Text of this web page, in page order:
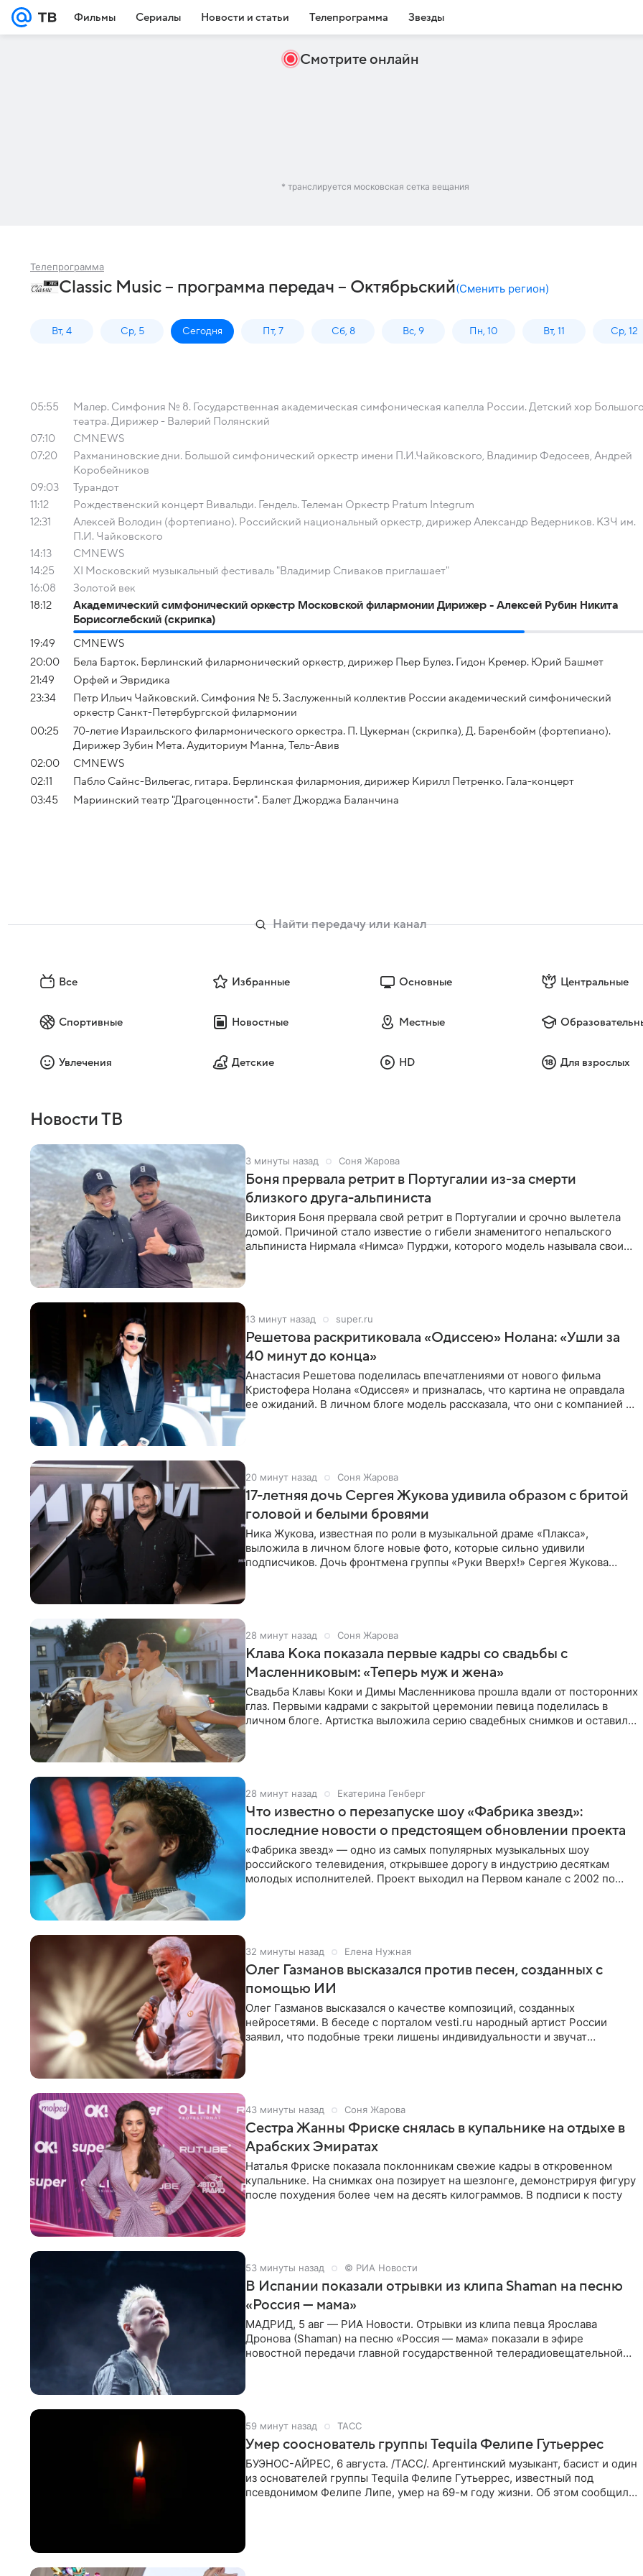
Фильмы Сериалы Новости и статьи Телепрограмма Звезды
Смотрите онлайн
* транслируется московская сетка вещания
Телепрограмма
Classic Music – программа передач – Октябрьский(Сменить регион)
Вт, 4 Ср, 5 Сегодня Пт, 7 Сб, 8 Вс, 9 Пн, 10 Вт, 11 Ср, 12
05:55
Малер. Симфония № 8. Государственная академическая симфоническая капелла России. Детский хор Большого
театра. Дирижер - Валерий Полянский
07:10
СМNEWS
07:20
Рахманиновские дни. Большой симфонический оркестр имени П.И.Чайковского, Владимир Федосеев, Андрей
Коробейников
09:03
Турандот
11:12
Рождественский концерт Вивальди. Гендель. Телеман Оркестр Pratum Integrum
12:31
Алексей Володин (фортепиано). Российский национальный оркестр, дирижер Александр Ведерников. КЗЧ им.
П.И. Чайковского
14:13
СМNEWS
14:25
XI Московский музыкальный фестиваль "Владимир Спиваков приглашает"
16:08
Золотой век
18:12
Академический симфонический оркестр Московской филармонии Дирижер - Алексей Рубин Никита
Борисоглебский (скрипка)
19:49
СМNEWS
20:00
Бела Барток. Берлинский филармонический оркестр, дирижер Пьер Булез. Гидон Кремер. Юрий Башмет
21:49
Орфей и Эвридика
23:34
Петр Ильич Чайковский. Симфония № 5. Заслуженный коллектив России академический симфонический
оркестр Санкт-Петербургской филармонии
00:25
70-летие Израильского филармонического оркестра. П. Цукерман (скрипка), Д. Баренбойм (фортепиано).
Дирижер Зубин Мета. Аудиториум Манна, Тель-Авив
02:00
СМNEWS
02:11
Пабло Сайнс-Вильегас, гитара. Берлинская филармония, дирижер Кирилл Петренко. Гала-концерт
03:45
Мариинский театр "Драгоценности". Балет Джорджа Баланчина
Все Избранные Основные Центральные
Спортивные Новостные Местные
Увлечения Детские HD Для взрослых
Новости ТВ
3 минуты назад Соня Жарова
Боня прервала ретрит в Португалии из-за смерти
близкого друга-альпиниста
Виктория Боня прервала свой ретрит в Португалии и срочно вылетела
домой. Причиной стало известие о гибели знаменитого непальского
альпиниста Нирмала «Нимса» Пурджи, которого модель называла своим
13 минут назад super.ru
Решетова раскритиковала «Одиссею» Нолана: «Ушли за
40 минут до конца»
Анастасия Решетова поделилась впечатлениями от нового фильма
Кристофера Нолана «Одиссея» и призналась, что картина не оправдала
ее ожиданий. В личном блоге модель рассказала, что они с компанией не
20 минут назад Соня Жарова
17-летняя дочь Сергея Жукова удивила образом с бритой
головой и белыми бровями
Ника Жукова, известная по роли в музыкальной драме «Плакса»,
выложила в личном блоге новые фото, которые сильно удивили
подписчиков. Дочь фронтмена группы «Руки Вверх!» Сергея Жукова
28 минут назад Соня Жарова
Клава Кока показала первые кадры со свадьбы с
Масленниковым: «Теперь муж и жена»
Свадьба Клавы Коки и Димы Масленникова прошла вдали от посторонних
глаз. Первыми кадрами с закрытой церемонии певица поделилась в
личном блоге. Артистка выложила серию свадебных снимков и оставила
28 минут назад Екатерина Генберг
Что известно о перезапуске шоу «Фабрика звезд»:
последние новости о предстоящем обновлении проекта
«Фабрика звезд» — одно из самых популярных музыкальных шоу
российского телевидения, открывшее дорогу в индустрию десяткам
молодых исполнителей. Проект выходил на Первом канале с 2002 по
32 минуты назад Елена Нужная
Олег Газманов высказался против песен, созданных с
помощью ИИ
Олег Газманов высказался о качестве композиций, созданных
нейросетями. В беседе с порталом vesti.ru народный артист России
заявил, что подобные треки лишены индивидуальности и звучат
43 минуты назад Соня Жарова
Сестра Жанны Фриске снялась в купальнике на отдыхе в
Арабских Эмиратах
Наталья Фриске показала поклонникам свежие кадры в откровенном
купальнике. На снимках она позирует на шезлонге, демонстрируя фигуру
после похудения более чем на десять килограммов. В подписи к посту
53 минуты назад © РИА Новости
В Испании показали отрывки из клипа Shaman на песню
«Россия — мама»
МАДРИД, 5 авг — РИА Новости. Отрывки из клипа певца Ярослава
Дронова (Shaman) на песню «Россия — мама» показали в эфире
новостной передачи главной государственной телерадиовещательной
59 минут назад ТАСС
Умер сооснователь группы Tequila Фелипе Гутьеррес
БУЭНОС-АЙРЕС, 6 августа. /ТАСС/. Аргентинский музыкант, басист и один
из основателей группы Tequila Фелипе Гутьеррес, известный под
псевдонимом Фелипе Липе, умер на 69-м году жизни. Об этом сообщил